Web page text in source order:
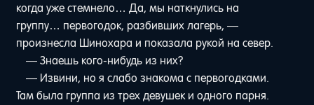
когда уже стемнело… Да, мы наткнулись на
группу… первогодок, разбивших лагерь, —
произнесла Шинохара и показала рукой на север.
— Знаешь кого-нибудь из них?
— Извини, но я слабо знакома с первогодками.
Там была группа из трех девушек и одного парня.